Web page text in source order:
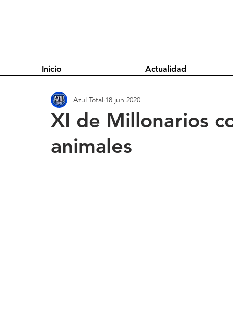
Inicio Actualidad
XI de Millonarios
animales
Azul Total 18 jun 2020